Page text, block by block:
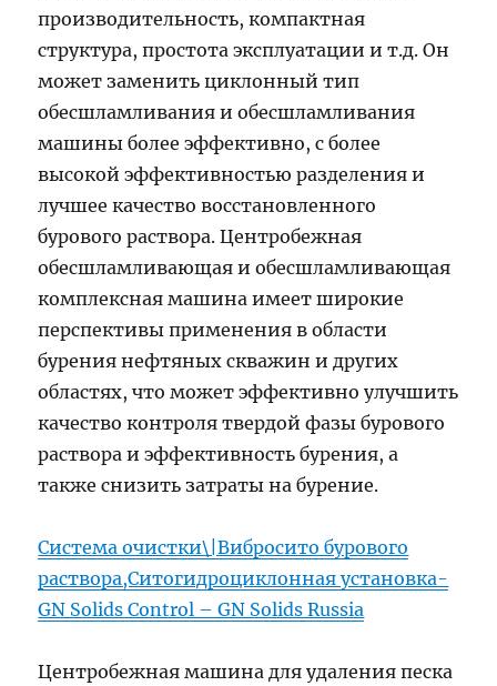
производительность, компактная
структура, простота эксплуатации и т.д. Он
может заменить циклонный тип
обесшламливания и обесшламливания
машины более эффективно, с более
высокой эффективностью разделения и
лучшее качество восстановленного
бурового раствора. Центробежная
обесшламливающая и обесшламливающая
комплексная машина имеет широкие
перспективы применения в области
бурения нефтяных скважин и других
областях, что может эффективно улучшить
качество контроля твердой фазы бурового
раствора и эффективность бурения, а
также снизить затраты на бурение.
Система очистки\|Вибросито бурового
раствора,Ситогидроциклонная установка-
GN Solids Control – GN Solids Russia
Центробежная машина для удаления песка